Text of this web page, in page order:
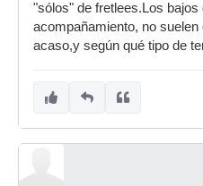
"sólos" de fretlees.Los
acompañamiento, no
acaso,y según qué tipo de